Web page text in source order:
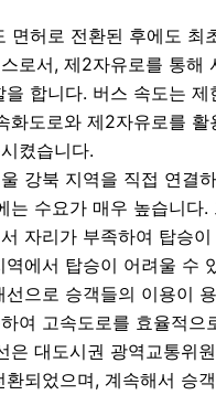
면허로 전환된 후에도 최
로서, 제2자유로를 통해
을 합니다. 버스 속도는 제
화도로와 제2자유로를 활
켰습니다.
강북 지역을 직접 연결
는 수요가 매우 높습니다.
자리가 부족하여 탑승
에서 탑승이 어려울 수
선으로 승객들의 이용이
여 고속도로를 효율적으
은 대도시권 광역교통위
되었으며, 계속해서 승